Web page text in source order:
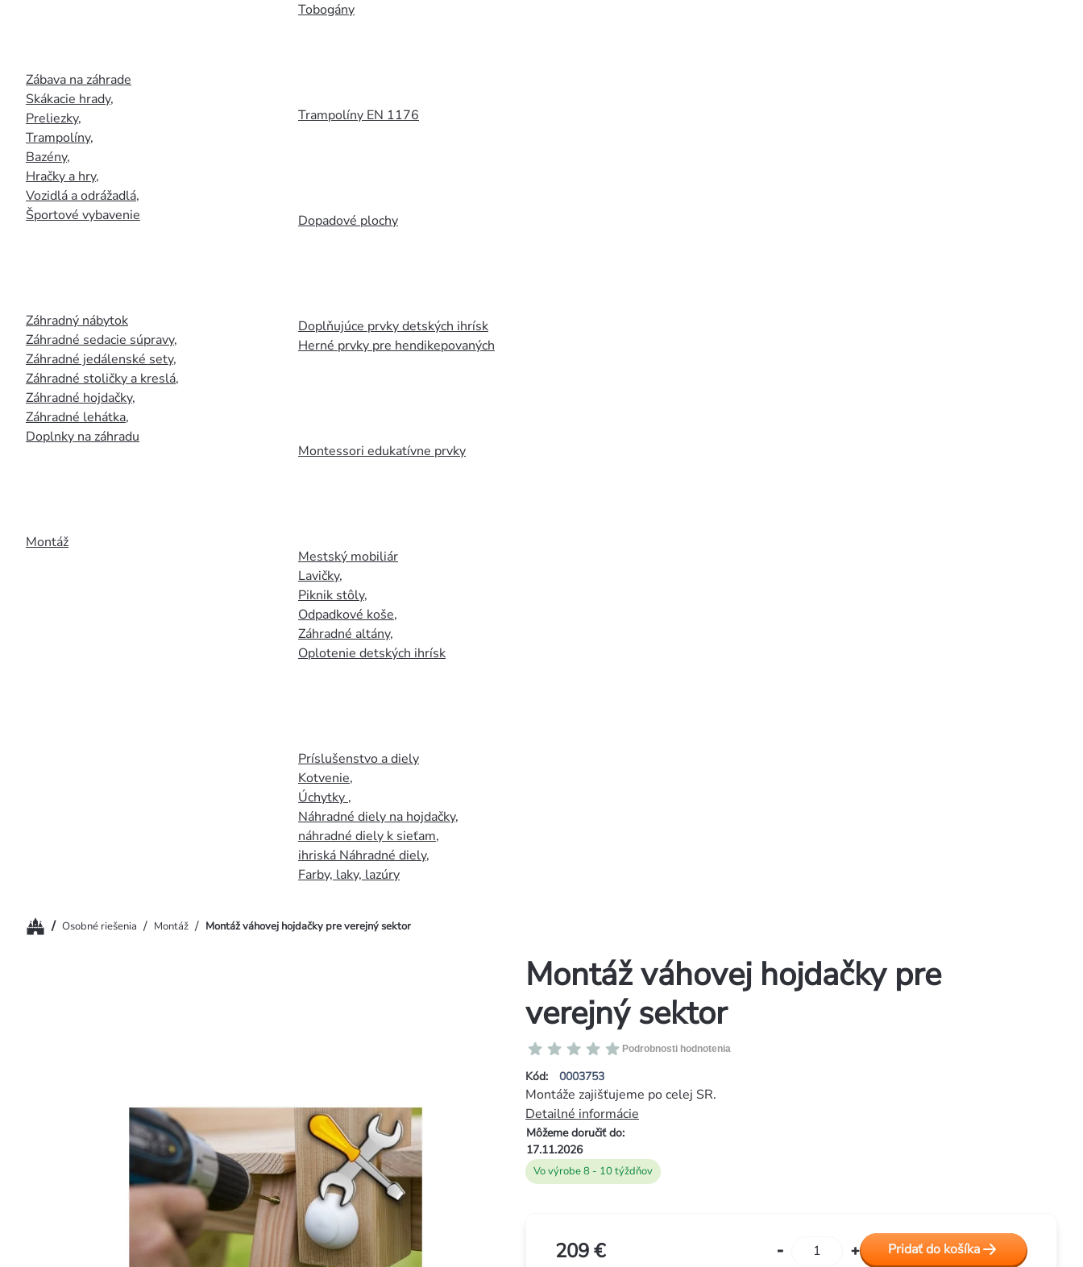
Zábava na záhrade
Skákacie hrady,
Preliezky,
Trampolíny,
Bazény,
Hračky a hry,
Vozidlá a odrážadlá,
Športové vybavenie
Záhradný nábytok
Záhradné sedacie súpravy,
Záhradné jedálenské sety,
Záhradné stoličky a kreslá,
Záhradné hojdačky,
Záhradné lehátka,
Doplnky na záhradu
Montáž
Tobogány
Trampolíny EN 1176
Dopadové plochy
Doplňujúce prvky detských ihrísk
Herné prvky pre hendikepovaných
Montessori edukatívne prvky
Mestský mobiliár
Lavičky,
Piknik stôly,
Odpadkové koše,
Záhradné altány,
Oplotenie detských ihrísk
Príslušenstvo a diely
Kotvenie,
Úchytky ,
Náhradné diely na hojdačky,
náhradné diely k sieťam,
ihriská Náhradné diely,
Farby, laky, lazúry
Domov
/ Osobné riešenia / Montáž / Montáž váhovej hojdačky pre verejný sektor
Montáž váhovej hojdačky pre
verejný sektor
Kód: 0003753
Priemerné
hodnotenie
produktu
je
0,0
z
5
hviezdičiek.
Podrobnosti hodnotenia
Vo výrobe 8 - 10 týždňov
Môžeme doručiť do:
17.11.2026
Montáže zajišťujeme po celej SR.
Detailné informácie
209 € Pridať do košíka